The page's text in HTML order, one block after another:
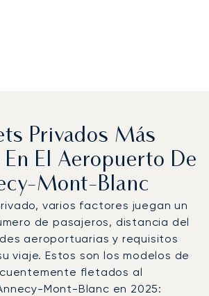
Privados Más
El Aeropuerto De
Mont-Blanc
varios factores juegan un
de pasajeros, distancia del
aeroportuarias y requisitos
viaje. Estos son los modelos de
fletados al
Mont-Blanc en 2025: